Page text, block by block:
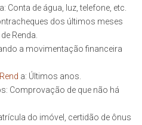
Conta de água, luz, telefone, etc.
dos últimos meses
Renda.
a movimentação financeira
a: Últimos anos.
Comprovação de que não há
do imóvel, certidão de ônus